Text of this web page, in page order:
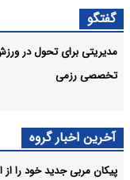
گفتگو
مدیریتی برای تحول در
تخصصی رزمی
آخرین اخبار گروه
پیکان مربی جدید خود را از